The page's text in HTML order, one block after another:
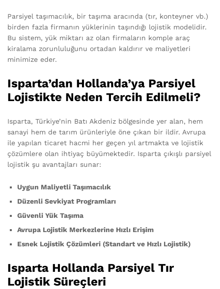
Parsiyel taşımacılık, bir taşıma aracında (tır, konteyner vb.)
birden fazla firmanın yüklerinin taşındığı lojistik modelidir.
Bu sistem, yük miktarı az olan firmaların komple araç
kiralama zorunluluğunu ortadan kaldırır ve maliyetleri
minimize eder.
Isparta’dan Hollanda’ya Parsiyel
Lojistikte Neden Tercih Edilmeli?
Isparta, Türkiye’nin Batı Akdeniz bölgesinde yer alan, hem
sanayi hem de tarım ürünleriyle öne çıkan bir ildir. Avrupa
ile yapılan ticaret hacmi her geçen yıl artmakta ve lojistik
çözümlere olan ihtiyaç büyümektedir. Isparta çıkışlı parsiyel
lojistik şu avantajları sunar:
Uygun Maliyetli Taşımacılık
Düzenli Sevkiyat Programları
Güvenli Yük Taşıma
Avrupa Lojistik Merkezlerine Hızlı Erişim
Esnek Lojistik Çözümleri (Standart ve Hızlı Lojistik)
Isparta Hollanda Parsiyel Tır
Lojistik Süreçleri